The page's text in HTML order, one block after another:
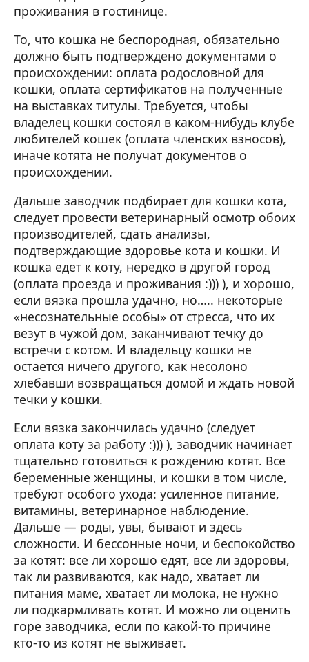
проживания в гостинице.
То, что кошка не беспородная, обязательно
должно быть подтверждено документами о
происхождении: оплата родословной для
кошки, оплата сертификатов на полученные
на выставках титулы. Требуется, чтобы
владелец кошки состоял в каком-нибудь клубе
любителей кошек (оплата членских взносов),
иначе котята не получат документов о
происхождении.
Дальше заводчик подбирает для кошки кота,
следует провести ветеринарный осмотр обоих
производителей, сдать анализы,
подтверждающие здоровье кота и кошки. И
кошка едет к коту, нередко в другой город
(оплата проезда и проживания :))) ), и хорошо,
если вязка прошла удачно, но….. некоторые
«несознательные особы» от стресса, что их
везут в чужой дом, заканчивают течку до
встречи с котом. И владельцу кошки не
остается ничего другого, как несолоно
хлебавши возвращаться домой и ждать новой
течки у кошки.
Если вязка закончилась удачно (следует
оплата коту за работу :))) ), заводчик начинает
тщательно готовиться к рождению котят. Все
беременные женщины, и кошки в том числе,
требуют особого ухода: усиленное питание,
витамины, ветеринарное наблюдение.
Дальше — роды, увы, бывают и здесь
сложности. И бессонные ночи, и беспокойство
за котят: все ли хорошо едят, все ли здоровы,
так ли развиваются, как надо, хватает ли
питания маме, хватает ли молока, не нужно
ли подкармливать котят. И можно ли оценить
горе заводчика, если по какой-то причине
кто-то из котят не выживает.